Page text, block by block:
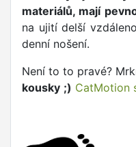
materiálů, mají
na ujití delší
denní nošení.
Není to to pravé?
kousky ;) CatMotion